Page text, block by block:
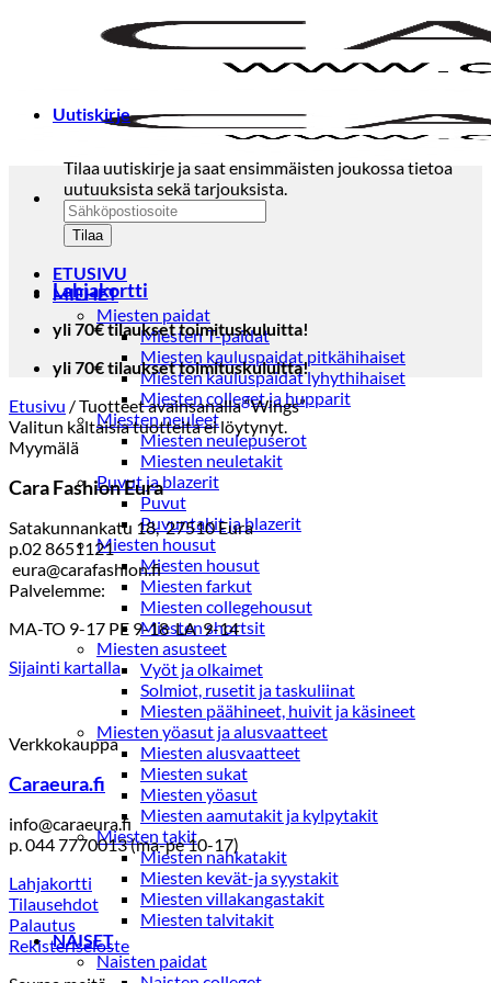
ETUSIVU
MIEHET
Miesten paidat
Miesten T-paidat
Miesten kauluspaidat pitkähihaiset
Miesten kauluspaidat lyhythihaiset
Miesten colleget ja hupparit
Miesten neuleet
Miesten neulepuserot
Miesten neuletakit
Puvut ja blazerit
Puvut
Puvuntakit ja blazerit
Miesten housut
Miesten housut
Miesten farkut
Miesten collegehousut
Miesten shortsit
Miesten asusteet
Vyöt ja olkaimet
Solmiot, rusetit ja taskuliinat
Miesten päähineet, huivit ja käsineet
Miesten yöasut ja alusvaatteet
Miesten alusvaatteet
Miesten sukat
Miesten yöasut
Miesten aamutakit ja kylpytakit
Miesten takit
Miesten nahkatakit
Miesten kevät-ja syystakit
Miesten villakangastakit
Miesten talvitakit
NAISET
Naisten paidat
Uutiskirje
Tilaa uutiskirje ja saat ensimmäisten joukossa tietoa
uutuuksista sekä tarjouksista.
Lahjakortti
yli 70€ tilaukset toimituskuluitta!
yli 70€ tilaukset toimituskuluitta!
Etusivu /Tuotteet avainsanalla “Wings”
Valitun kaltaisia tuotteita ei löytynyt.
Myymälä
Cara Fashion Eura
Satakunnankatu 18, 27510 Eura
p.02 8651121
eura@carafashion.fi
Palvelemme:
MA-TO 9-17 PE 9-18 LA 9-14
Sijainti kartalla
Verkkokauppa
Caraeura.fi
info@caraeura.fi
p. 044 7770013 (ma-pe 10-17)
Lahjakortti
Tilausehdot
Palautus
Rekisteriseloste